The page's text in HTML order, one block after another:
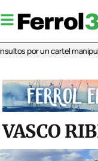
por un cartel manipuladoLa
VASCO